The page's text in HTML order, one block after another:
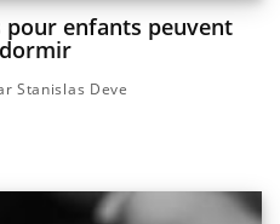
enfants peuvent
Stanislas Deve